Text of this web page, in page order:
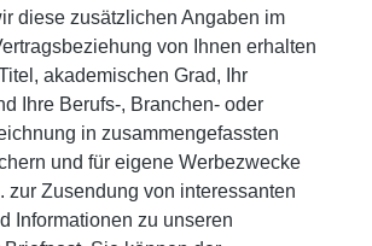
diese zusätzlichen Angaben im
von Ihnen erhalten
akademischen Grad, Ihr
Ihre Berufs-, Branchen- oder
in zusammengefassten
und für eigene Werbezwecke
zur Zusendung von interessanten
Informationen zu unseren